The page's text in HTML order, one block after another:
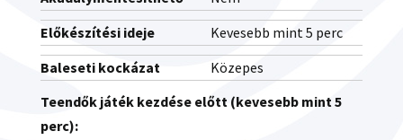
Előkészítési ideje
Kevesebb mint 5 perc
Baleseti kockázat
Közepes
Teendők játék kezdése előtt (kevesebb mint 5
perc):